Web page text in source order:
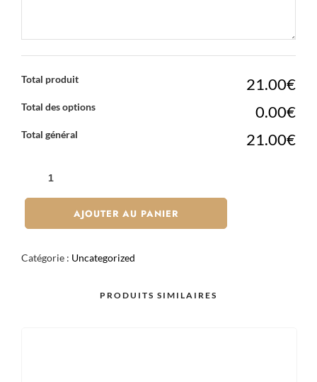
Total produit 21.00€
Total des options 0.00€
Total général 21.00€
X8
AJOUTER AU PANIER
Catégorie : Uncategorized
PRODUITS SIMILAIRES